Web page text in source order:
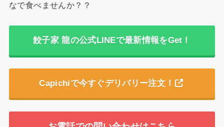
なで食べませんか？？
餃子家 龍の公式LINEで最新情報をGet！
Capichiで今すぐデリバリー注文！